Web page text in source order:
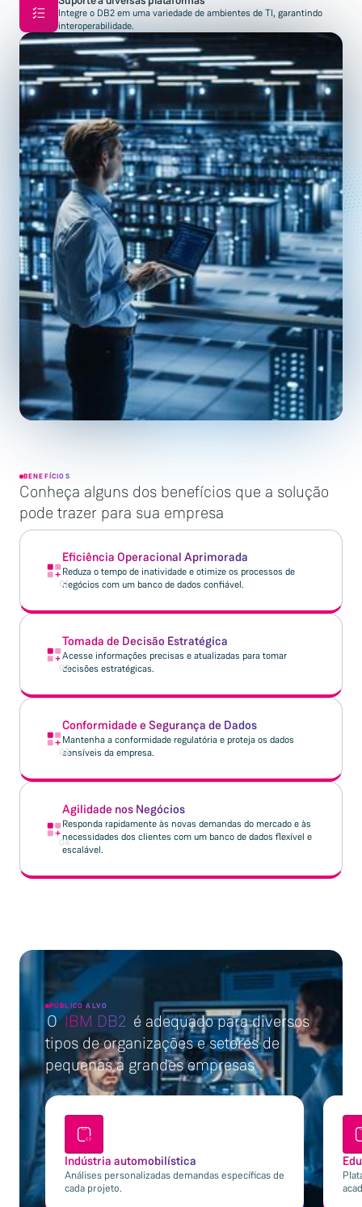
Integre o DB2 em uma variedade de ambientes de TI, garantindo
interoperabilidade.
BENEFÍCIOS
Conheça alguns dos benefícios que a solução
pode trazer para sua empresa
Eficiência Operacional Aprimorada
Reduza o tempo de inatividade e otimize os processos de
negócios com um banco de dados confiável.
01
Tomada de Decisão Estratégica
Acesse informações precisas e atualizadas para tomar
decisões estratégicas.
02
Conformidade e Segurança de Dados
Mantenha a conformidade regulatória e proteja os dados
sensíveis da empresa.
03
Agilidade nos Negócios
Responda rapidamente às novas demandas do mercado e às
necessidades dos clientes com um banco de dados flexível e
escalável.
04
PÚBLICO ALVO
O IBM DB2 é adequado para diversos
tipos de organizações e setores de
pequenas a grandes empresas
Indústria automobilística
Análises personalizadas demandas específicas de
cada projeto.